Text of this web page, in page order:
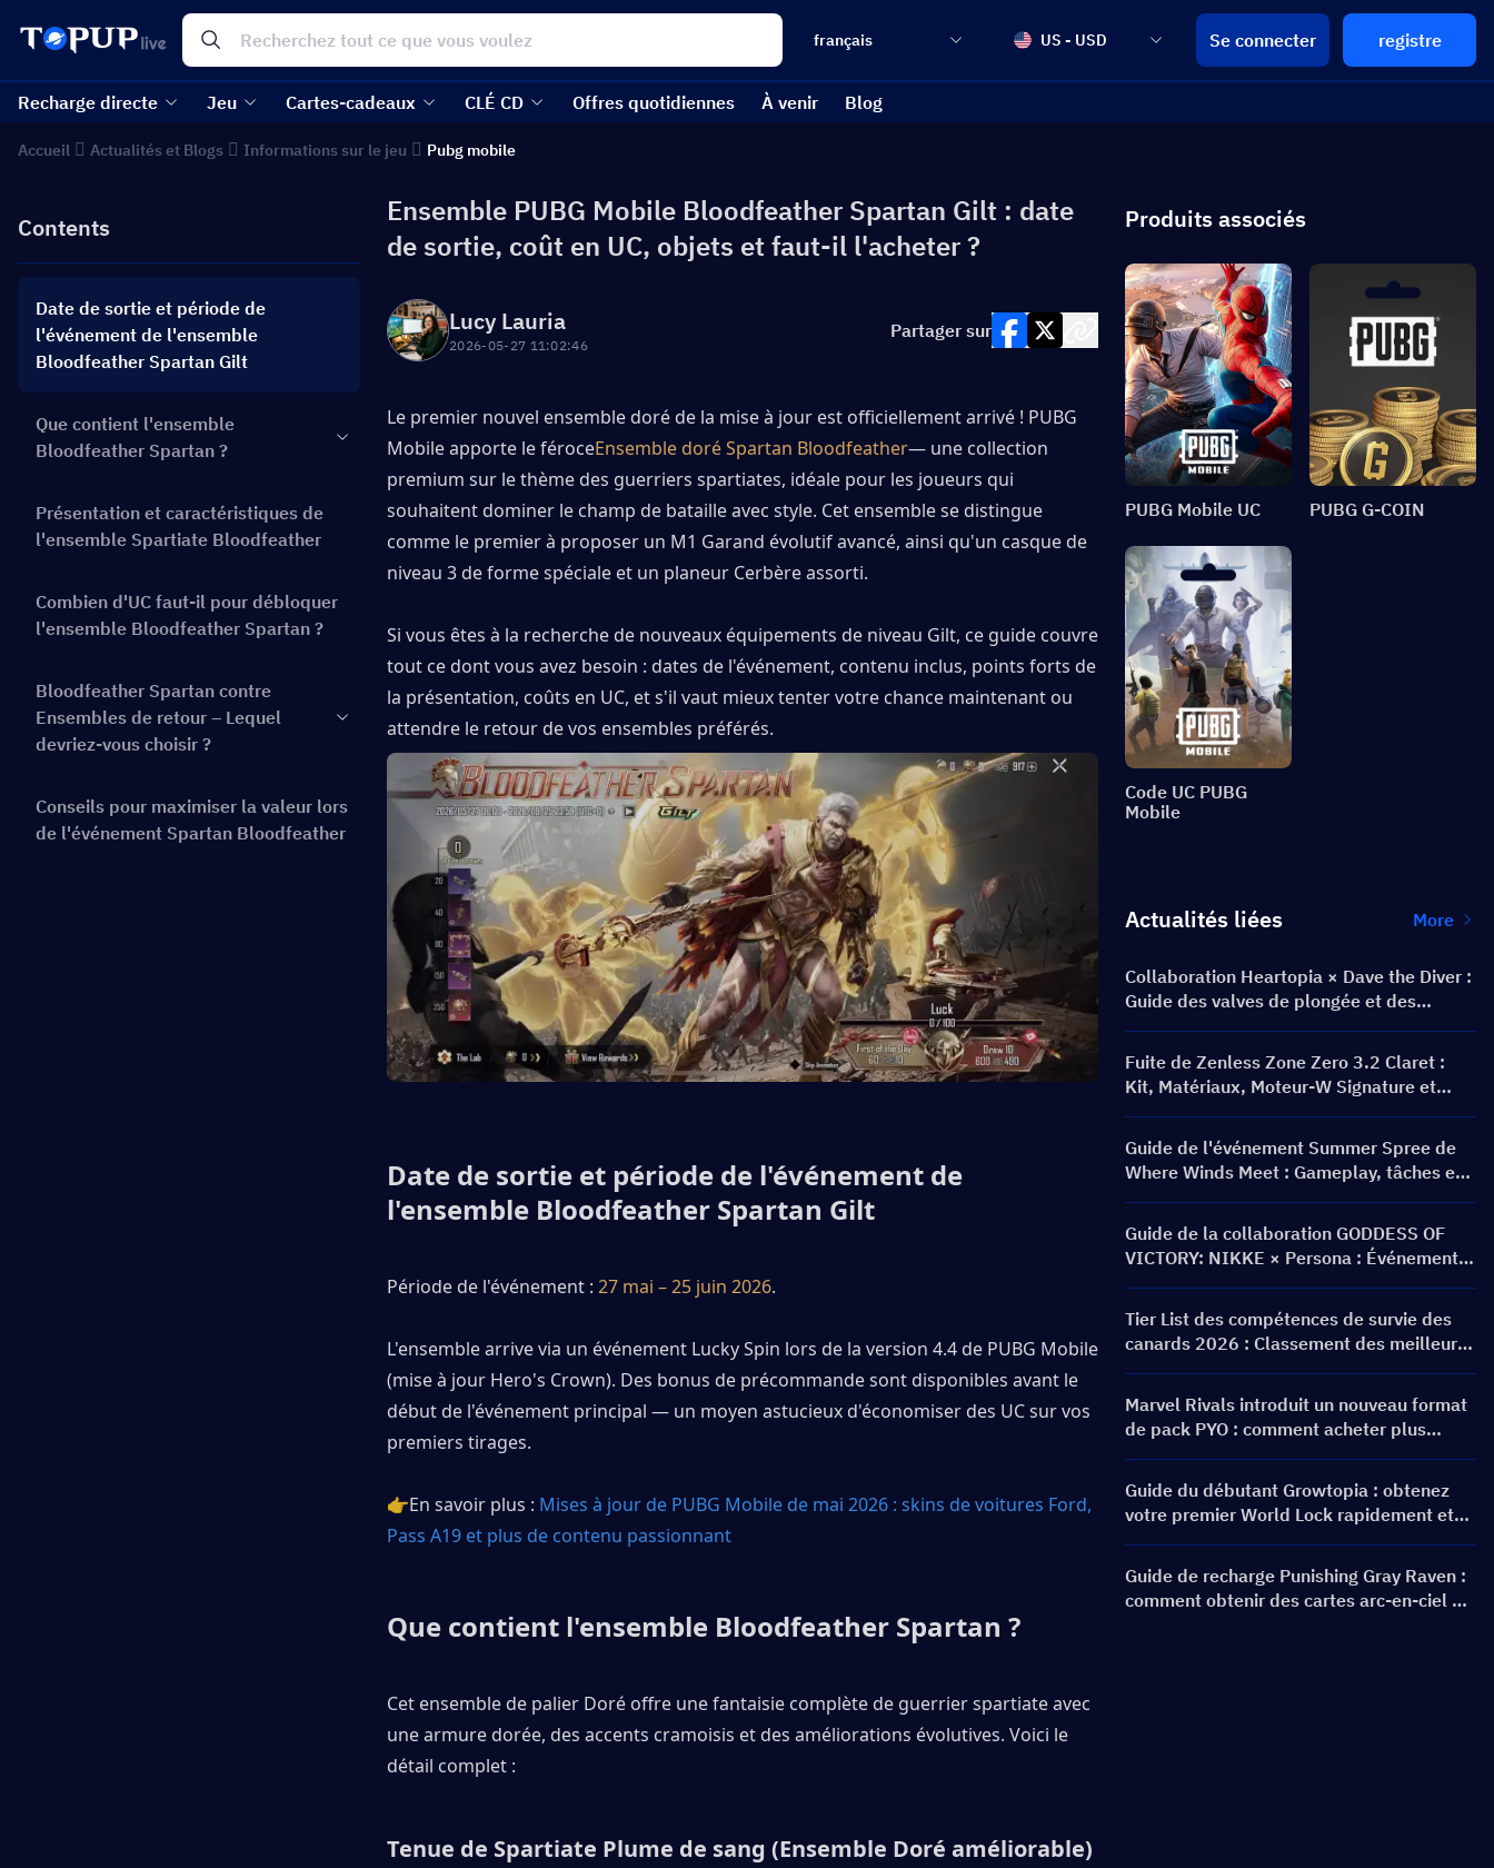
français US - USD Se connecter registre
Recharge directe Jeu Cartes-cadeaux CLÉ CD Offres quotidiennes À venir Blog
Accueil Actualités et Blogs Informations sur le jeu Pubg mobile
Contents
Date de sortie et période de
l'événement de l'ensemble
Bloodfeather Spartan Gilt
Que contient l'ensemble
Bloodfeather Spartan ?
Présentation et caractéristiques de
l'ensemble Spartiate Bloodfeather
Combien d'UC faut-il pour débloquer
l'ensemble Bloodfeather Spartan ?
Bloodfeather Spartan contre
Ensembles de retour – Lequel
devriez-vous choisir ?
Conseils pour maximiser la valeur lors
de l'événement Spartan Bloodfeather
Ensemble PUBG Mobile Bloodfeather Spartan Gilt : date
de sortie, coût en UC, objets et faut-il l'acheter ?
Lucy Lauria
2026-05-27 11:02:46
Partager sur
Le premier nouvel ensemble doré de la mise à jour est officiellement arrivé ! PUBG
Mobile apporte le féroceEnsemble doré Spartan Bloodfeather— une collection
premium sur le thème des guerriers spartiates, idéale pour les joueurs qui
souhaitent dominer le champ de bataille avec style. Cet ensemble se distingue
comme le premier à proposer un M1 Garand évolutif avancé, ainsi qu'un casque de
niveau 3 de forme spéciale et un planeur Cerbère assorti.
Si vous êtes à la recherche de nouveaux équipements de niveau Gilt, ce guide couvre
tout ce dont vous avez besoin : dates de l'événement, contenu inclus, points forts de
la présentation, coûts en UC, et s'il vaut mieux tenter votre chance maintenant ou
attendre le retour de vos ensembles préférés.
Date de sortie et période de l'événement de
l'ensemble Bloodfeather Spartan Gilt
Période de l'événement : 27 mai – 25 juin 2026.
L'ensemble arrive via un événement Lucky Spin lors de la version 4.4 de PUBG Mobile
(mise à jour Hero's Crown). Des bonus de précommande sont disponibles avant le
début de l'événement principal — un moyen astucieux d'économiser des UC sur vos
premiers tirages.
👉En savoir plus : Mises à jour de PUBG Mobile de mai 2026 : skins de voitures Ford,
Pass A19 et plus de contenu passionnant
Que contient l'ensemble Bloodfeather Spartan ?
Cet ensemble de palier Doré offre une fantaisie complète de guerrier spartiate avec
une armure dorée, des accents cramoisis et des améliorations évolutives. Voici le
détail complet :
Tenue de Spartiate Plume de sang (Ensemble Doré améliorable)
Produits associés
PUBG Mobile UC PUBG G-COIN
Code UC PUBG
Mobile
Actualités liées More
Collaboration Heartopia × Dave the Diver :
Guide des valves de plongée et des
récompenses
Fuite de Zenless Zone Zero 3.2 Claret :
Kit, Matériaux, Moteur-W Signature et
Cinéma Mental
Guide de l'événement Summer Spree de
Where Winds Meet : Gameplay, tâches et
récompenses
Guide de la collaboration GODDESS OF
VICTORY: NIKKE × Persona : Événement
PERSONA ON FRONTLINE, personnages,
bannières et récompenses
Tier List des compétences de survie des
canards 2026 : Classement des meilleures
compétences et guide de build
Marvel Rivals introduit un nouveau format
de pack PYO : comment acheter plus
intelligemment lors de la mise à jour de la
boutique de la saison 9.5
Guide du débutant Growtopia : obtenez
votre premier World Lock rapidement et
en toute sécurité
Guide de recharge Punishing Gray Raven :
comment obtenir des cartes arc-en-ciel au